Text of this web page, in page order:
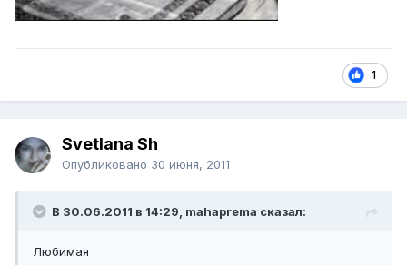
1
Svetlana Sh
Опубликовано 30 июня, 2011
В 30.06.2011 в 14:29, mahaprema сказал:
Любимая